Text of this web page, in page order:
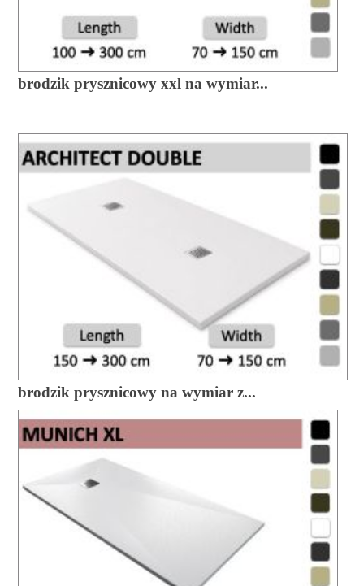
brodzik prysznicowy xxl na wymiar...
brodzik prysznicowy na wymiar z...